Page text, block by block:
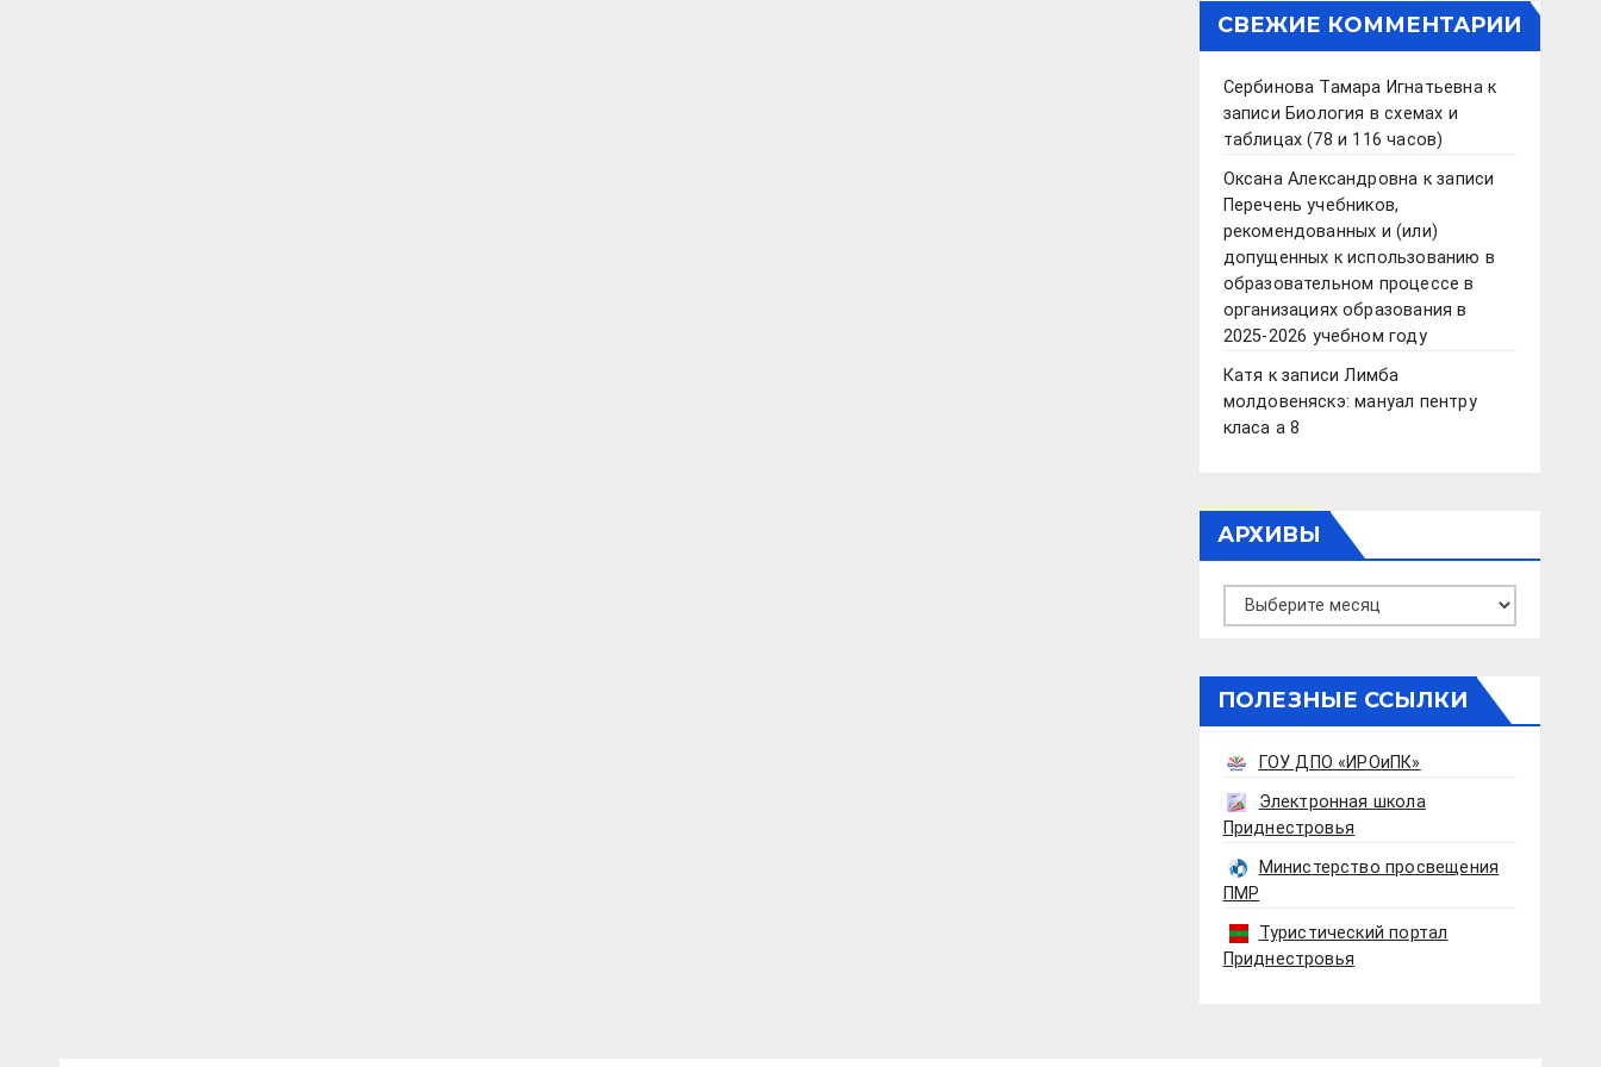
СВЕЖИЕ КОММЕНТАРИИ
Сербинова Тамара Игнатьевнак
записи Биология в схемах и
таблицах (78 и 116 часов)
Оксана Александровна к записи
Перечень учебников,
рекомендованных и (или)
допущенных к использованию в
образовательном процессе в
организациях образования в
2025-2026 учебном году
Катя к записиЛимба
молдовеняскэ: мануал пентру
класа а 8
АРХИВЫ
Архивы
ПОЛЕЗНЫЕ ССЫЛКИ
ГОУ ДПО «ИРОиПК»
Электронная школа
Приднестровья
Министерство просвещения
ПМР
Туристический портал
Приднестровья